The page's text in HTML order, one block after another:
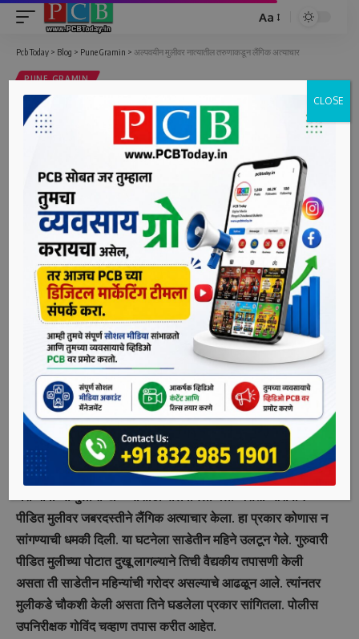
Font
Resizer
Aa
Pcb Today > Blog > Pune Gramin > अल्पवयीन मुलीवर नात्यातील तरुणाकडून लैंगिक अत्याचार
PUNE GRAMIN
अल्पवयीन मुलीवर नात्यातील तरुणाकडून
लैंगिक अत्याचार
Last updated: June 18, 2022 1:11 pm
bpcauthor
1 Min Read
मावळ, दि. १८ (पीसीबी) – अल्पवयीन मुलीवर नात्यातील तरुणाने लैंगिक
अत्याचार केला. मुलगी साडेतीन महिन्यांची गरोदर राहिल्यानंतर हा
प्रकार उघडकीस आला. हा प्रकार मार्च, एप्रिल २०२२ मध्ये मावळ
तालुक्यात घडला.
पीडित अल्पवयीन मुलीने याप्रकरणी गुरुवारी (दि. १६) तळेगाव
एमआयडीसी पोलीस ठाण्यात फिर्याद दिली आहे. त्यानुसार तिच्या
नात्यातील १९ वर्षीय तरुणाच्या विरोधात गुन्हा दाखल करण्यात आला
आहे.
पोलिसांनी दिलेल्या माहितीनुसार, पीडित मुलगी तिच्या चुलत भावाच्या
घरी भावाच्या मुलांना खेळण्यासाठी बोलवायला गेली असता आरोपीने
पीडित मुलीवर जबरदस्तीने लैंगिक अत्याचार केला. हा प्रकार कोणास न
सांगण्याची धमकी दिली. या घटनेला साडेतीन महिने उलटून गेले. गुरुवारी
पीडित मुलीच्या पोटात दुखू लागल्याने तिची वैद्यकीय तपासणी केली
असता ती साडेतीन महिन्यांची गरोदर असल्याचे आढळून आले. त्यांनतर
मुलीकडे चौकशी केली असता तिने घडलेला प्रकार सांगितला. पोलीस
उपनिरीक्षक गोविंद चव्हाण तपास करीत आहेत.
CLOSE